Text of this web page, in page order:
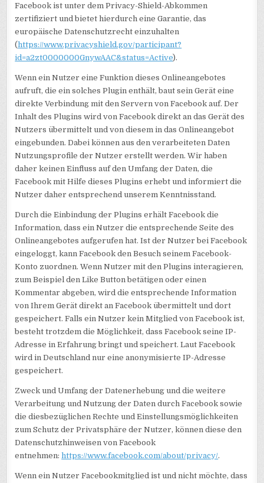
Facebook ist unter dem Privacy-Shield-Abkommen
zertifiziert und bietet hierdurch eine Garantie, das
europäische Datenschutzrecht einzuhalten
(https://www.privacyshield.gov/participant?
id=a2zt0000000GnywAAC&status=Active).
Wenn ein Nutzer eine Funktion dieses Onlineangebotes
aufruft, die ein solches Plugin enthält, baut sein Gerät eine
direkte Verbindung mit den Servern von Facebook auf. Der
Inhalt des Plugins wird von Facebook direkt an das Gerät des
Nutzers übermittelt und von diesem in das Onlineangebot
eingebunden. Dabei können aus den verarbeiteten Daten
Nutzungsprofile der Nutzer erstellt werden. Wir haben
daher keinen Einfluss auf den Umfang der Daten, die
Facebook mit Hilfe dieses Plugins erhebt und informiert die
Nutzer daher entsprechend unserem Kenntnisstand.
Durch die Einbindung der Plugins erhält Facebook die
Information, dass ein Nutzer die entsprechende Seite des
Onlineangebotes aufgerufen hat. Ist der Nutzer bei Facebook
eingeloggt, kann Facebook den Besuch seinem Facebook-
Konto zuordnen. Wenn Nutzer mit den Plugins interagieren,
zum Beispiel den Like Button betätigen oder einen
Kommentar abgeben, wird die entsprechende Information
von Ihrem Gerät direkt an Facebook übermittelt und dort
gespeichert. Falls ein Nutzer kein Mitglied von Facebook ist,
besteht trotzdem die Möglichkeit, dass Facebook seine IP-
Adresse in Erfahrung bringt und speichert. Laut Facebook
wird in Deutschland nur eine anonymisierte IP-Adresse
gespeichert.
Zweck und Umfang der Datenerhebung und die weitere
Verarbeitung und Nutzung der Daten durch Facebook sowie
die diesbezüglichen Rechte und Einstellungsmöglichkeiten
zum Schutz der Privatsphäre der Nutzer, können diese den
Datenschutzhinweisen von Facebook
entnehmen:https://www.facebook.com/about/privacy/.
Wenn ein Nutzer Facebookmitglied ist und nicht möchte, dass